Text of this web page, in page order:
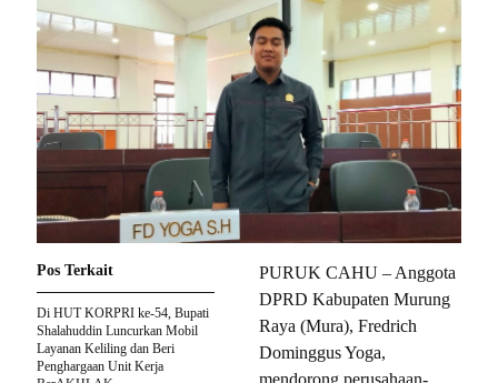
PURUK CAHU – Anggota
DPRD Kabupaten Murung
Raya (Mura), Fredrich
Dominggus Yoga,
Pos Terkait
Di HUT KORPRI ke-54, Bupati
Shalahuddin Luncurkan Mobil
Layanan Keliling dan Beri
Penghargaan Unit Kerja